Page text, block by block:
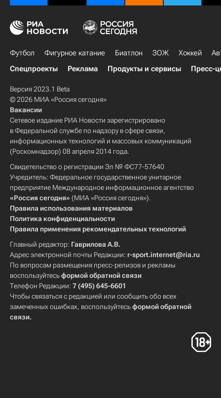
Футбол Фигурное катание Биатлон ЗОЖ Хоккей
Спецпроекты
Реклама Продукты и сервисы Пресс-
Версия 2023.1 Beta
© 2026 МИА «Россия сегодня»
Вакансии
Сетевое издание РИА Новости зарегистрировано
в Федеральной службе по надзору в сфере связи,
информационных технологий и массовых коммуникаций
(Роскомнадзор) 08 апреля 2014 года.
Свидетельство о регистрации Эл № ФС77-57640
Учредитель: Федеральное государственное унитарное
предприятие Международное информационное агентство
«Россия сегодня» (МИА «Россия сегодня»).
Правила использования материалов
Политика конфиденциальности
Правила применения рекомендательных технологий
Главный редактор: Гаврилова А.В.
Адрес электронной почты Редакции: r-sport.internet@ria.ru
По вопросам размещения пресс-релизов и рекламы
воспользуйтесьформой обратной связи
Телефон Редакции: 7 (495) 645-6601
Чтобы связаться с редакцией или сообщить обо всех
замеченных ошибках, воспользуйтесьформой обратной
связи.